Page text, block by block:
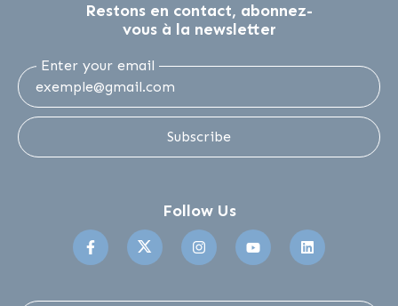
Restons en contact, abonnez-
vous à la newsletter
Enter your email
Subscribe
Follow Us
Suivez-nous sur Facebook
Suivez-nous sur Twitter
Suivez-nous surSuivez-nous sur